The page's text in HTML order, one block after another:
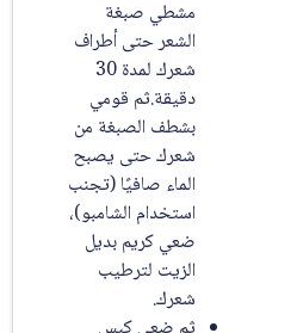
مشطي صبغة
الشعر حتى أطراف
شعرك لمدة 30
دقيقة.ثم قومي
بشطف الصبغة من
شعرك حتى يصبح
الماء صافيًا (تجنب
استخدام الشامبو)،
ضعي كريم بديل
الزيت لترطيب
شعرك.